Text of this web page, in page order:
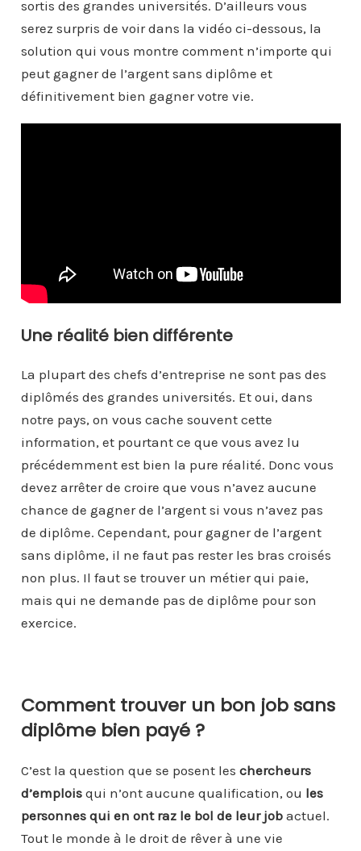
sortis des grandes universités. D’ailleurs vous
serez surpris de voir dans la vidéo ci-dessous, la
solution qui vous montre comment n’importe qui
peut gagner de l’argent sans diplôme et
définitivement bien gagner votre vie.
Une réalité bien différente
La plupart des chefs d’entreprise ne sont pas des
diplômés des grandes universités. Et oui, dans
notre pays, on vous cache souvent cette
information, et pourtant ce que vous avez lu
précédemment est bien la pure réalité. Donc vous
devez arrêter de croire que vous n’avez aucune
chance de gagner de l’argent si vous n’avez pas
de diplôme. Cependant, pour gagner de l’argent
sans diplôme, il ne faut pas rester les bras croisés
non plus. Il faut se trouver un métier qui paie,
mais qui ne demande pas de diplôme pour son
exercice.
Comment trouver un bon job sans
diplôme bien payé ?
C’est la question que se posent les chercheurs
d’emploisqui n’ont aucune qualification, ou les
personnes qui en ont raz le bol de leur jobactuel.
Tout le monde à le droit de rêver à une vie